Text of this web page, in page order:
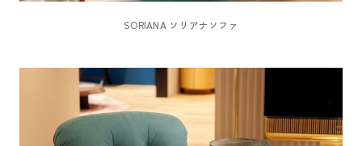
SORIANA ソリアナソファ